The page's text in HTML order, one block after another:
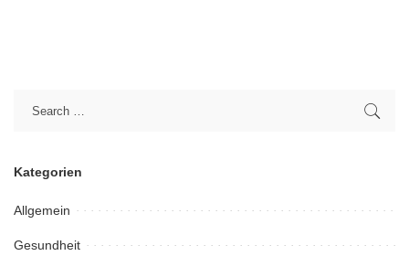
Kategorien
Allgemein
Gesundheit